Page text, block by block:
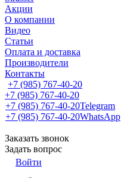
Акции
О компании
Видео
Статьи
Оплата и доставка
Производители
Контакты
+7 (985) 767-40-20
+7 (985) 767-40-20
+7 (985) 767-40-20Telegram
+7 (985) 767-40-20WhatsApp
Заказать звонок
Задать вопрос
Войти